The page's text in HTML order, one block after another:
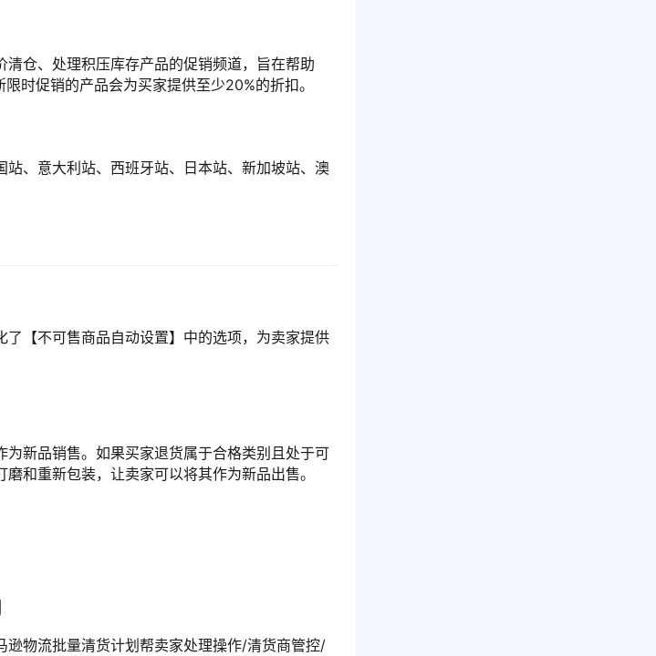
仓、处理积压库存产品的促销频道，旨在帮助
时促销的产品会为买家提供至少20%的折扣。
、意大利站、西班牙站、日本站、新加坡站、澳
【不可售商品自动设置】中的选项，为卖家提供
新品销售。如果买家退货属于合格类别且处于可
和重新包装，让卖家可以将其作为新品出售。
物流批量清货计划帮卖家处理操作/清货商管控/